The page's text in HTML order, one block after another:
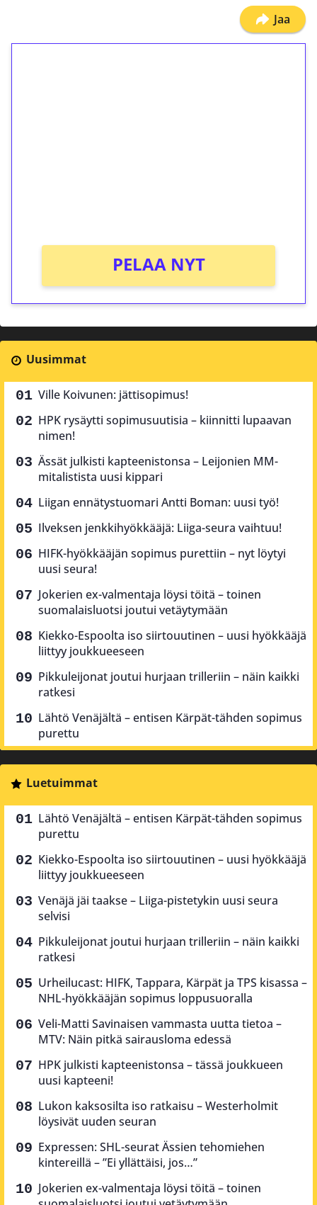
Jaa
PELAA NYT
Uusimmat
Ville Koivunen: jättisopimus!
HPK rysäytti sopimusuutisia – kiinnitti lupaavan
nimen!
Ässät julkisti kapteenistonsa – Leijonien MM-
mitalistista uusi kippari
Liigan ennätystuomari Antti Boman: uusi työ!
Ilveksen jenkkihyökkääjä: Liiga-seura vaihtuu!
HIFK-hyökkääjän sopimus purettiin – nyt löytyi
uusi seura!
Jokerien ex-valmentaja löysi töitä – toinen
suomalaisluotsi joutui vetäytymään
Kiekko-Espoolta iso siirtouutinen – uusi hyökkääjä
liittyy joukkueeseen
Pikkuleijonat joutui hurjaan trilleriin – näin kaikki
ratkesi
Lähtö Venäjältä – entisen Kärpät-tähden sopimus
purettu
Luetuimmat
Lähtö Venäjältä – entisen Kärpät-tähden sopimus
purettu
Kiekko-Espoolta iso siirtouutinen – uusi hyökkääjä
liittyy joukkueeseen
Venäjä jäi taakse – Liiga-pistetykin uusi seura
selvisi
Pikkuleijonat joutui hurjaan trilleriin – näin kaikki
ratkesi
Urheilucast: HIFK, Tappara, Kärpät ja TPS kisassa –
NHL-hyökkääjän sopimus loppusuoralla
Veli-Matti Savinaisen vammasta uutta tietoa –
MTV: Näin pitkä sairausloma edessä
HPK julkisti kapteenistonsa – tässä joukkueen
uusi kapteeni!
Lukon kaksosilta iso ratkaisu – Westerholmit
löysivät uuden seuran
Expressen: SHL-seurat Ässien tehomiehen
kintereillä – ”Ei yllättäisi, jos…”
Jokerien ex-valmentaja löysi töitä – toinen